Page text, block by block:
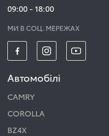
09:00 - 18:00
МИ В СОЦ. МЕРЕЖАХ
Автомобілі
CAMRY
COROLLA
BZ4X